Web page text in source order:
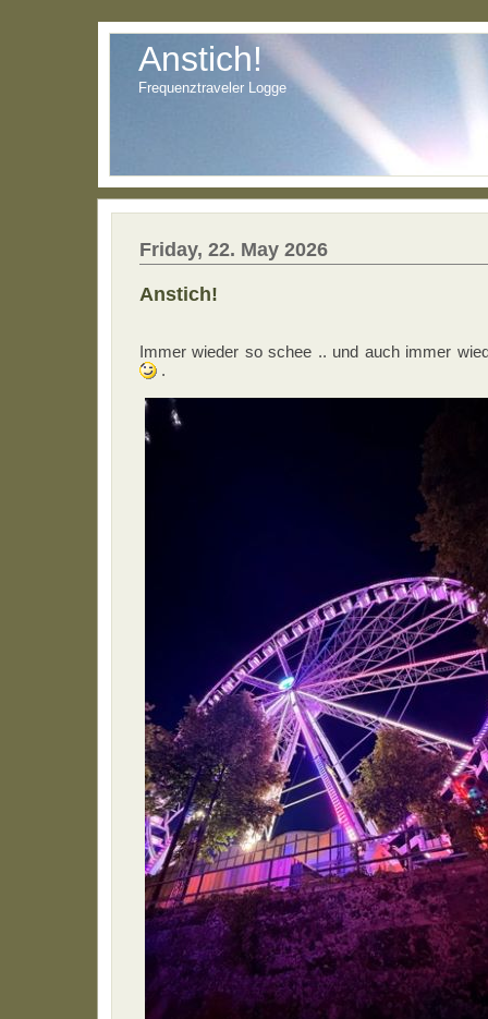
Anstich!
Frequenztraveler Logge
Friday, 22. May 2026
Anstich!
Immer wieder so schee .. und auch immer
.